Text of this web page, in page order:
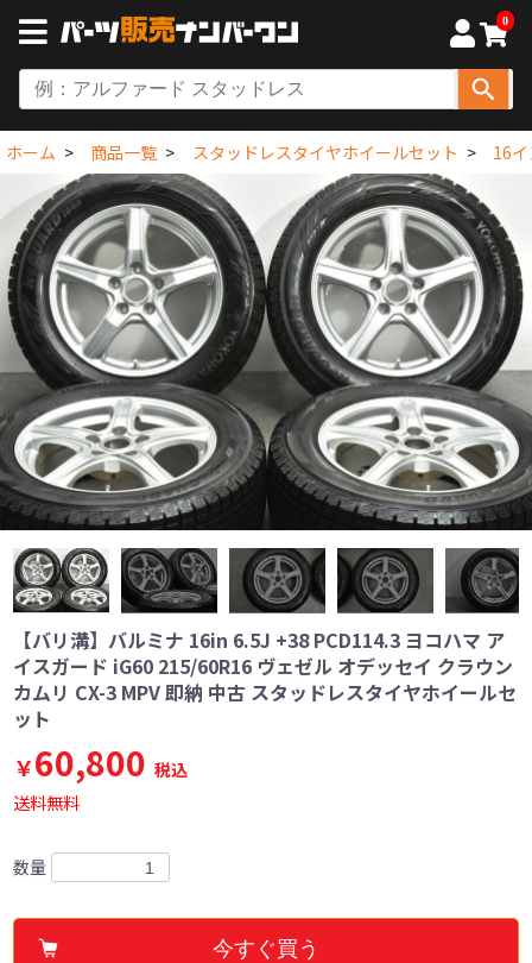
0
ホーム 商品一覧 スタッドレスタイヤホイールセット 16
【バリ溝】バルミナ 16in 6.5J +38 PCD114.3 ヨコハマ ア
イスガード iG60 215/60R16 ヴェゼル オデッセイ クラウン
カムリ CX-3 MPV 即納 中古 スタッドレスタイヤホイールセ
ット
￥60,800 税込
送料無料
数量
今すぐ買う